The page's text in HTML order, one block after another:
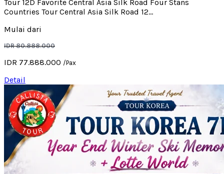
Tour 12D Favorite Central Asia Silk Road Four Stans
Countries Tour Central Asia Silk Road 12...
Mulai dari
IDR 80.888.000
IDR 77.888.000 /Pax
Detail